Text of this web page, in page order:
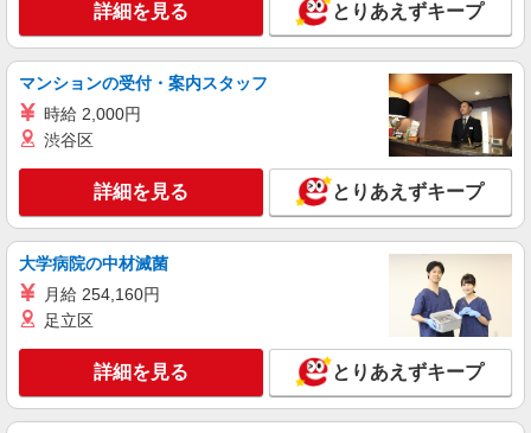
詳細を見る とりあえずキープ
マンションの受付・案内スタッフ
時給 2,000円
渋谷区
詳細を見る とりあえずキープ
大学病院の中材滅菌
月給 254,160円
足立区
詳細を見る とりあえずキープ